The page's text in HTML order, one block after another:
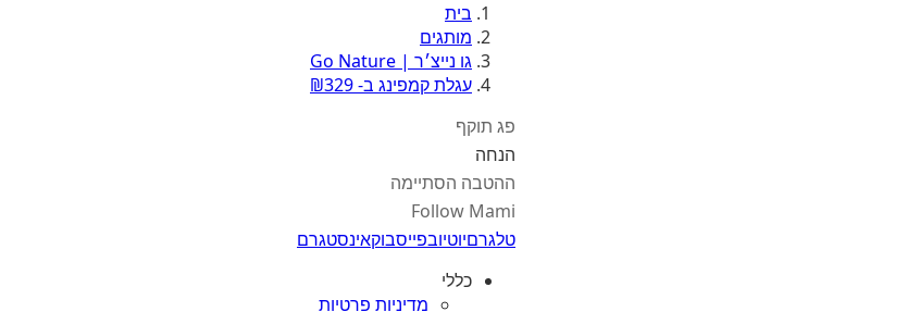
בית
מותגים
גו נייצ׳ר | Go Nature
עגלת קמפינג ב- ₪329
פג תוקף
הנחה
ההטבה הסתיימה
Follow Mami
טלגרםיוטיובפייסבוקאינסטגרם
כללי
מדיניות פרטיות